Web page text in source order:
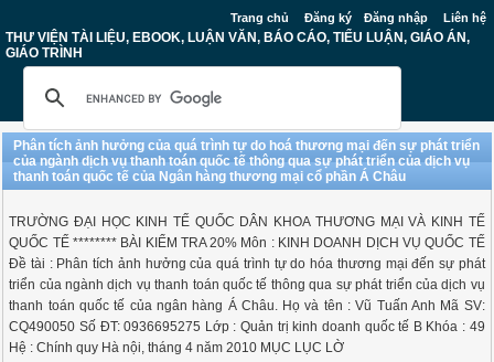
Trang chủ Đăng ký Đăng nhập Liên hệ
THƯ VIỆN TÀI LIỆU, EBOOK, LUẬN VĂN, BÁO CÁO, TIỂU LUẬN, GIÁO ÁN,
GIÁO TRÌNH
Phân tích ảnh hưởng của quá trình tự do hoá thương mại đến sự phát triển
của ngành dịch vụ thanh toán quốc tế thông qua sự phát triển của dịch vụ
thanh toán quốc tế của Ngân hàng thương mại cổ phần Á Châu
TRƯỜNG ĐẠI HỌC KINH TẾ QUỐC DÂN KHOA THƯƠNG MẠI VÀ KINH TẾ
QUỐC TẾ ******** BÀI KIỂM TRA 20% Môn : KINH DOANH DỊCH VỤ QUỐC TẾ
Đề tài : Phân tích ảnh hưởng của quá trình tự do hóa thương mại đến sự phát
triển của ngành dịch vụ thanh toán quốc tế thông qua sự phát triển của dịch vụ
thanh toán quốc tế của ngân hàng Á Châu. Họ và tên : Vũ Tuấn Anh Mã SV:
CQ490050 Số ĐT: 0936695275 Lớp : Quản trị kinh doanh quốc tế B Khóa : 49
Hệ : Chính quy Hà nội, tháng 4 năm 2010 MỤC LỤC LỜ